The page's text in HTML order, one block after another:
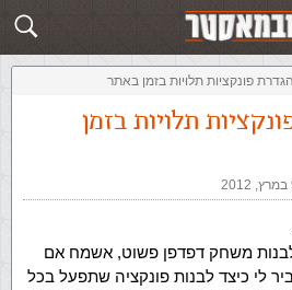
שלח תשובה
הגדרת פונקציות תלויות בזמן באתר
תלויות בזמן
משחק דפדפן פשוט, אשמח אם
לי כיצד לבנות פונקציה שתפעל בכל